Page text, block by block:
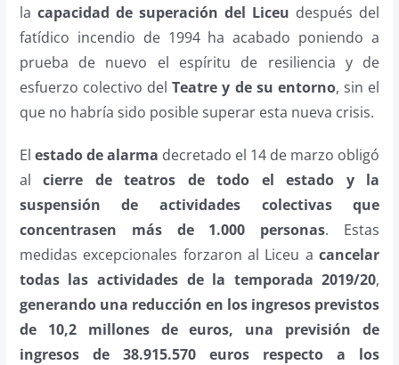
la capacidad de superación del Liceu después del
fatídico incendio de 1994 ha acabado poniendo a
prueba de nuevo el espíritu de resiliencia y de
esfuerzo colectivo delTeatre y de su entorno, sin el
que no habría sido posible superar esta nueva crisis.
El estado de alarma decretado el 14 de marzo obligó
alcierre de teatros de todo el estado y la
suspensión de actividades colectivas que
concentrasen más de 1.000 personas. Estas
medidas excepcionales forzaron al Liceu acancelar
todas las actividades de la temporada 2019/20,
generando una reducción en los ingresos previstos
de 10,2 millones de euros, una previsión de
ingresos de 38.915.570 euros respecto a los